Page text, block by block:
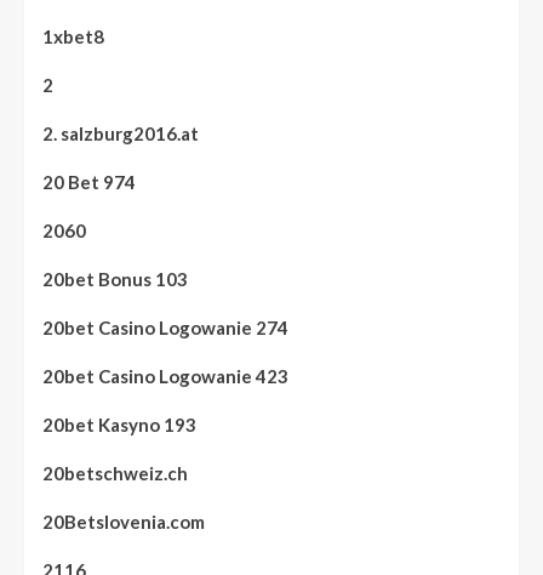
1xbet8
2
2. salzburg2016.at
20 Bet 974
2060
20bet Bonus 103
20bet Casino Logowanie 274
20bet Casino Logowanie 423
20bet Kasyno 193
20betschweiz.ch
20Betslovenia.com
2116